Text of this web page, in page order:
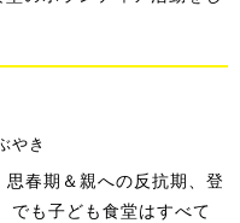
やき
春期＆親への反抗期、登
でも子ども食堂はすべて